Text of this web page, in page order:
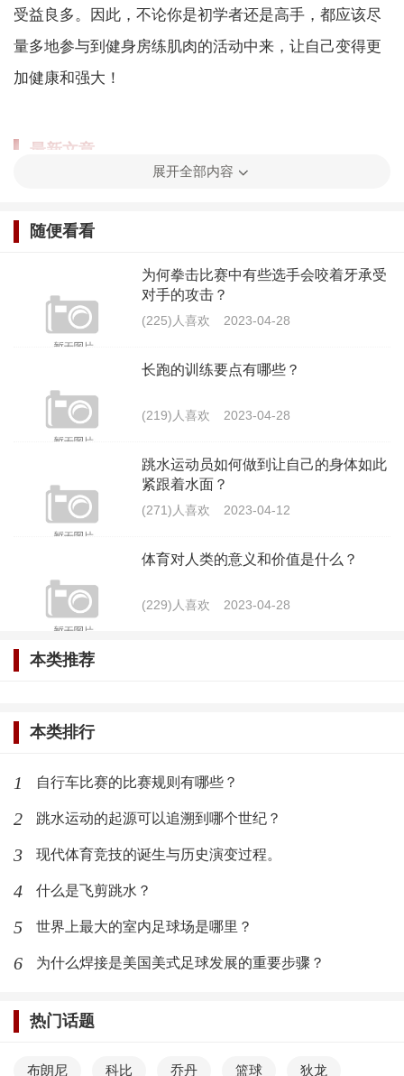
受益良多。因此，不论你是初学者还是高手，都应该尽
量多地参与到健身房练肌肉的活动中来，让自己变得更
加健康和强大！
最新文章
篮球比赛中，为什么裁判有时候会对场
下的观众吹哨？
体育对人类的意义和价值是什么？
蟒蛇球在棒球比赛中被认定为非法动作
的原因是什么？
展开全部内容
随便看看
为何拳击比赛中有些选手会咬着牙承受
对手的攻击？
(225)人喜欢 2023-04-28
长跑的训练要点有哪些？
(219)人喜欢 2023-04-28
跳水运动员如何做到让自己的身体如此
紧跟着水面？
(271)人喜欢 2023-04-12
体育对人类的意义和价值是什么？
(229)人喜欢 2023-04-28
本类推荐
本类排行
1 自行车比赛的比赛规则有哪些？
2 跳水运动的起源可以追溯到哪个世纪？
3 现代体育竞技的诞生与历史演变过程。
4 什么是飞剪跳水？
5 世界上最大的室内足球场是哪里？
6 为什么焊接是美国美式足球发展的重要步骤？
热门话题
布朗尼 科比 乔丹 篮球 狄龙